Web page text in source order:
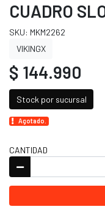
CUADRO
SKU: MKM2262
VIKINGX
$ 144.990
Stock por sucursal
Agotado.
CANTIDAD